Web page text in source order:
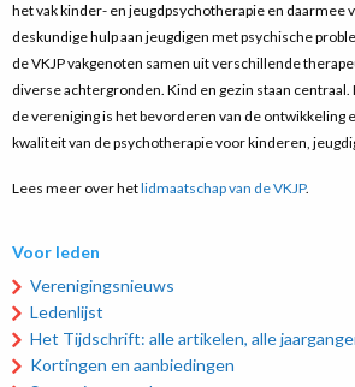
het vak kinder- en jeugdpsychotherapie en daarmee
deskundige hulp aan jeugdigen met psychische
de VKJP vakgenoten samen uit verschillende
diverse achtergronden. Kind en gezin staan
de vereniging is het bevorderen van de ontwikkeling
kwaliteit van de psychotherapie voor kinderen,
Lees meer over hetlidmaatschap van de VKJP.
Voor leden
Verenigingsnieuws
Ledenlijst
Het Tijdschrift: alle artikelen, alle
Kortingen en aanbiedingen